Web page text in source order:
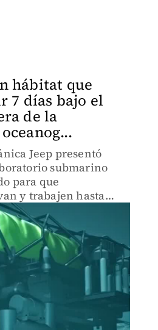
hábitat que
7 días bajo el
de la
Jeep presentó
submarino
para que
y trabajen hasta
El director
que esto abrirá un